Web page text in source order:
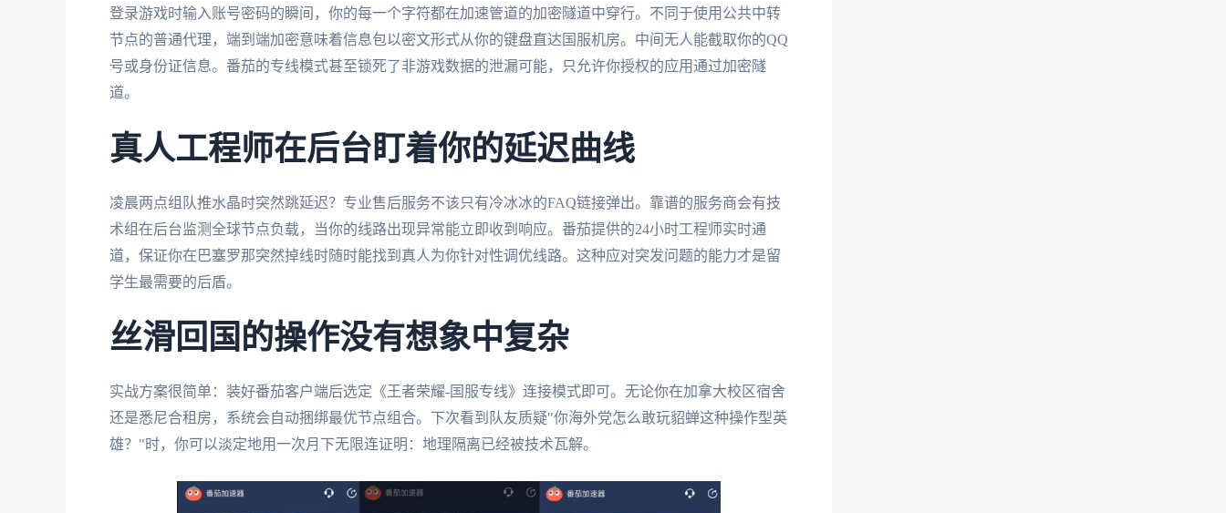
登录游戏时输入账号密码的瞬间，你的每一个字符都在加速管道的加密隧道中穿行。不同于使用公共中转
节点的普通代理，端到端加密意味着信息包以密文形式从你的键盘直达国服机房。中间无人能截取你的QQ
号或身份证信息。番茄的专线模式甚至锁死了非游戏数据的泄漏可能，只允许你授权的应用通过加密隧
道。
真人工程师在后台盯着你的延迟曲线
凌晨两点组队推水晶时突然跳延迟？专业售后服务不该只有冷冰冰的FAQ链接弹出。靠谱的服务商会有技
术组在后台监测全球节点负载，当你的线路出现异常能立即收到响应。番茄提供的24小时工程师实时通
道，保证你在巴塞罗那突然掉线时随时能找到真人为你针对性调优线路。这种应对突发问题的能力才是留
学生最需要的后盾。
丝滑回国的操作没有想象中复杂
实战方案很简单：装好番茄客户端后选定《王者荣耀-国服专线》连接模式即可。无论你在加拿大校区宿舍
还是悉尼合租房，系统会自动捆绑最优节点组合。下次看到队友质疑"你海外党怎么敢玩貂蝉这种操作型英
雄？"时，你可以淡定地用一次月下无限连证明：地理隔离已经被技术瓦解。